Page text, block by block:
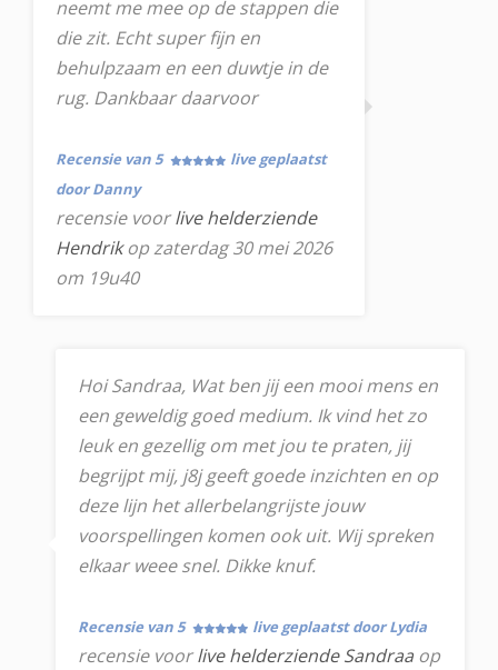
neemt me mee op de stappen die
die zit. Echt super fijn en
behulpzaam en een duwtje in de
rug. Dankbaar daarvoor
Recensie van 5
live geplaatst
door Danny
recensie voorlive helderziende
Hendrikop zaterdag 30 mei 2026
om 19u40
Hoi Sandraa, Wat ben jij een mooi mens en
een geweldig goed medium. Ik vind het zo
leuk en gezellig om met jou te praten, jij
begrijpt mij, j8j geeft goede inzichten en op
deze lijn het allerbelangrijste jouw
voorspellingen komen ook uit. Wij spreken
elkaar weee snel. Dikke knuf.
Recensie van 5 live geplaatst door Lydia
recensie voorlive helderziende Sandraa op